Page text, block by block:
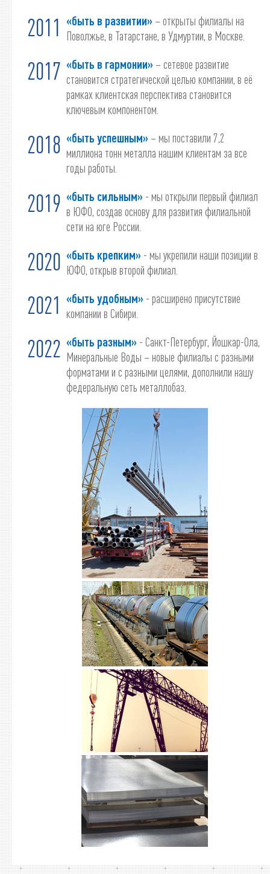
2011 «быть в развитии» – открыты филиалы на
Поволжье, в Татарстане, в Удмуртии, в Москве.
2017 «быть в гармонии» – сетевое развитие
становится стратегической целью компании, в её
рамках клиентская перспектива становится
ключевым компонентом.
2018 «быть успешным» – мы поставили 7,2
миллиона тонн металла нашим клиентам за все
годы работы.
2019 «быть сильным» - мы открыли первый филиал
в ЮФО, создав основу для развития филиальной
сети на юге России.
2020 «быть крепким» - мы укрепили наши позиции в
ЮФО, открыв второй филиал.
2021 «быть удобным» - расширено присутствие
компании в Сибири.
2022 «быть разным» - Санкт-Петербург, Йошкар-Ола,
Минеральные Воды – новые филиалы с разными
форматами и с разными целями, дополнили нашу
федеральную сеть металлобаз.